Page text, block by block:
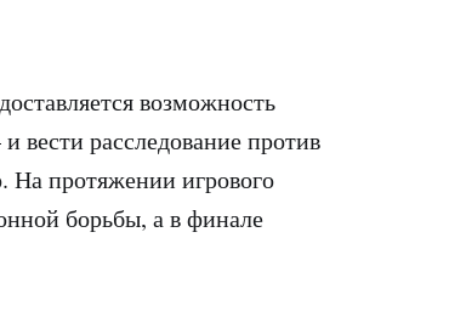
возможность
вести расследование против
На протяжении игрового
борьбы, а в финале